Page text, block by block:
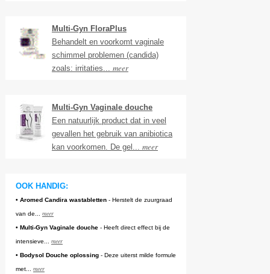
Multi-Gyn FloraPlus
Behandelt en voorkomt vaginale
schimmel problemen (candida)
zoals: irritaties... meer
Multi-Gyn Vaginale douche
Een natuurlijk product dat in veel
gevallen het gebruik van anibiotica
kan voorkomen. De gel... meer
OOK HANDIG:
• Aromed Candira wastabletten- Herstelt de zuurgraad
van de... meer
• Multi-Gyn Vaginale douche- Heeft direct effect bij de
intensieve... meer
• Bodysol Douche oplossing- Deze uiterst milde formule
met... meer